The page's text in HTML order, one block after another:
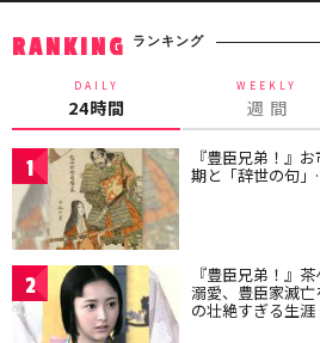
RANKING ランキング
DAILY
24時間
WEEKLY
週 間
1 『豊臣兄弟！』
期と「辞世の句
2 『豊臣兄弟！』
溺愛、豊臣家滅
の壮絶すぎる生涯